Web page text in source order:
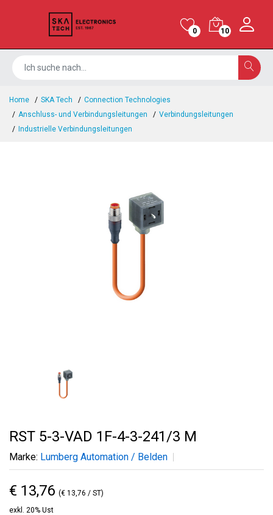
0 10
Home SKA Tech
Connection Technologies
Anschluss- und Verbindungsleitungen
Verbindungsleitungen
Industrielle Verbindungsleitungen
RST 5-3-VAD 1F-4-3-241/3 M
Marke: Lumberg Automation / Belden
€ 13,76 (€ 13,76 / ST)
exkl. 20% Ust